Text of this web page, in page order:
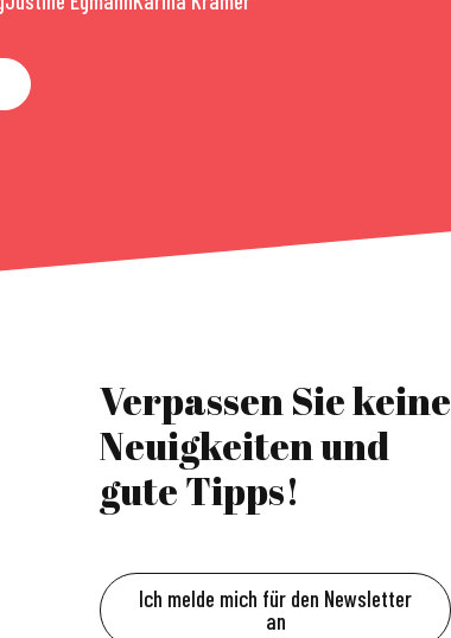
Verpassen Sie keine
Neuigkeiten und
gute Tipps!
Ich melde mich für den Newsletter
an